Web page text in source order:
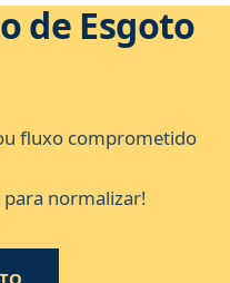
de Esgoto
fluxo comprometido
para normalizar!